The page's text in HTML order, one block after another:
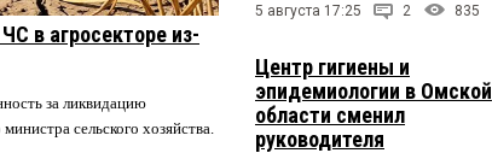
в агросекторе из-
за ликвидацию
сельского хозяйства.
5 августа 17:25 2 835
Центр гигиены и
эпидемиологии в Омской
области сменил
руководителя